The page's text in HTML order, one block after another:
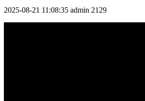
2025-08-21 11:08:35 admin 2129